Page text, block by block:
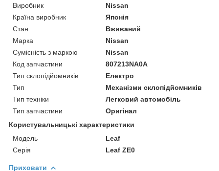
Виробник
Nissan
Країна виробник
Японія
Стан
Вживаний
Марка
Nissan
Сумісність з маркою
Nissan
Код запчастини
807213NA0A
Тип склопідйомників
Електро
Тип
Механізми склопідйомників
Тип техніки
Легковий автомобіль
Тип запчастини
Оригінал
Користувальницькі характеристики
Модель
Leaf
Серія
Leaf ZE0
Приховати